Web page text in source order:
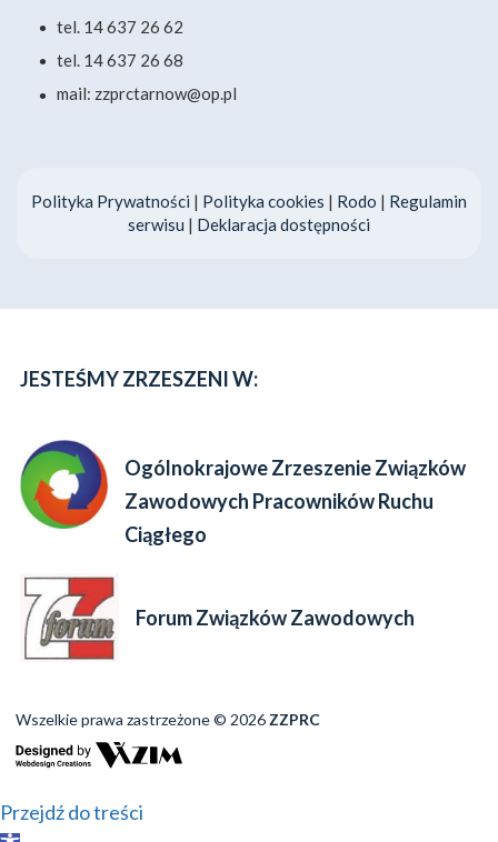
tel. 14 637 26 62
tel. 14 637 26 68
mail: zzprctarnow@op.pl
Polityka Prywatności | Polityka cookies | Rodo | Regulamin
serwisu | Deklaracja dostępności
JESTEŚMY ZRZESZENI W:
Ogólnokrajowe Zrzeszenie Związków
Zawodowych Pracowników Ruchu
Ciągłego
Forum Związków Zawodowych
Wszelkie prawa zastrzeżone © 2026 ZZPRC
Przejdź do treści